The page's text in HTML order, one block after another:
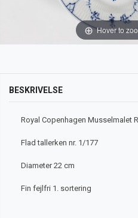
Hover to
BESKRIVELSE
Royal Copenhagen Musselmalet
Flad tallerken nr. 1/177
Diameter 22 cm
Fin fejlfri 1. sortering